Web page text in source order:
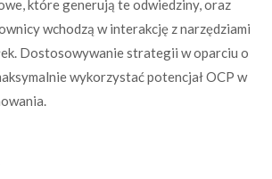
które generują te odwiedziny, oraz
wchodzą w interakcję z narzędziami
Dostosowywanie strategii w oparciu o
wykorzystać potencjał OCP w